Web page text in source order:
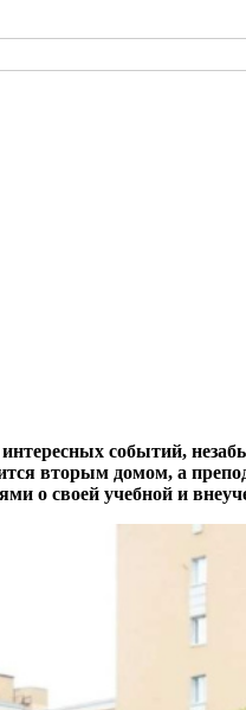
событий,
вторым домом, а
о своей учебной и